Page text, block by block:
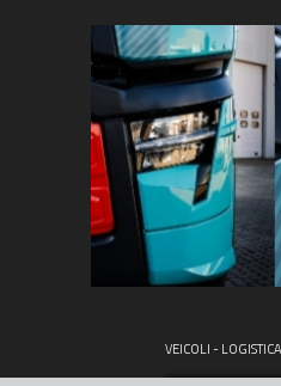
VEICOLI -